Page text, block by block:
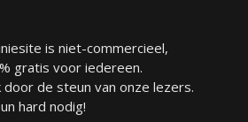
is niet-commercieel,
gratis voor iedereen.
door de steun van onze lezers.
hard nodig!